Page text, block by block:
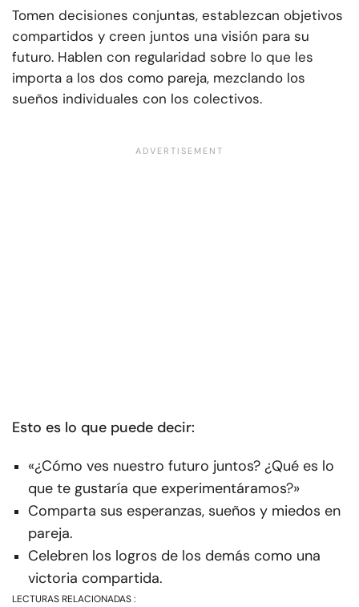
Tomen decisiones conjuntas, establezcan objetivos
compartidos y creen juntos una visión para su
futuro. Hablen con regularidad sobre lo que les
importa a los dos como pareja, mezclando los
sueños individuales con los colectivos.
Esto es lo que puede decir:
«¿Cómo ves nuestro futuro juntos? ¿Qué es lo
que te gustaría que experimentáramos?»
Comparta sus esperanzas, sueños y miedos en
pareja.
Celebren los logros de los demás como una
victoria compartida.
LECTURAS RELACIONADAS :